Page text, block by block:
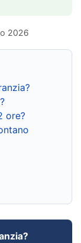
2026
ore?